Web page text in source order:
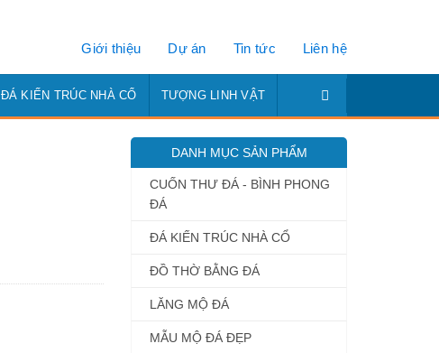
Giới thiệu Dự án Tin tức Liên hệ
ĐÁ KIẾN TRÚC NHÀ CỔ TƯỢNG LINH VẬT
DANH MỤC SẢN PHẨM
CUỐN THƯ ĐÁ - BÌNH PHONG
ĐÁ
ĐÁ KIẾN TRÚC NHÀ CỔ
ĐỒ THỜ BẰNG ĐÁ
LĂNG MỘ ĐÁ
MẪU MỘ ĐÁ ĐẸP